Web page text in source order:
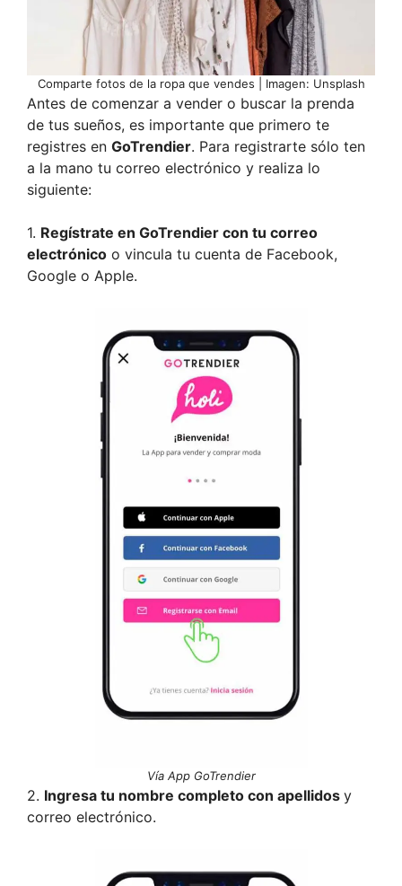
Comparte fotos de la ropa que vendes | Imagen: Unsplash
Antes de comenzar a vender o buscar la prenda
de tus sueños, es importante que primero te
registres en GoTrendier. Para registrarte sólo ten
a la mano tu correo electrónico y realiza lo
siguiente:
1. Regístrate en GoTrendier con tu correo
electrónico o vincula tu cuenta de Facebook,
Google o Apple.
Vía App GoTrendier
2. Ingresa tu nombre completo con apellidos y
correo electrónico.